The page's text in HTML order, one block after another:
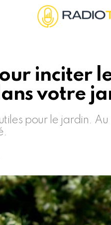
inciter
votre
pour le jardin.